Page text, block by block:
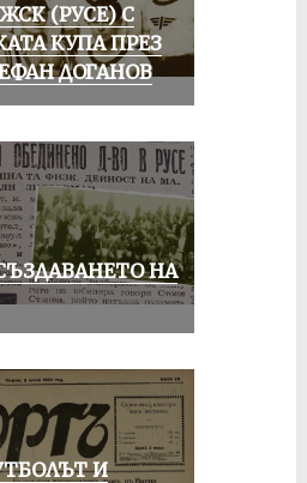
(РУСЕ) С
КУПА ПРЕЗ
ДОГАНОВ
НА
И